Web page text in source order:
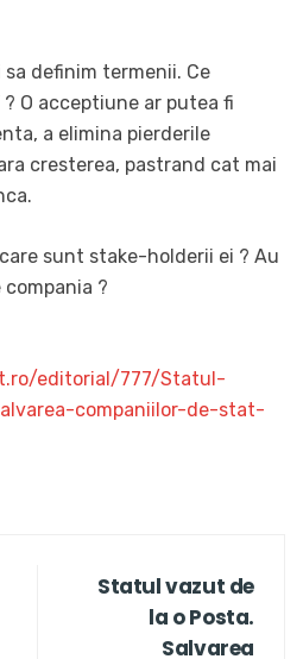
sa definim termenii. Ce
O acceptiune ar putea fi
a elimina pierderile
cresterea, pastrand cat mai
sunt stake-holderii ei ? Au
?
editorial/777/Statul-
companiilor-de-stat-
Statul vazut de
la o Posta.
Salvarea